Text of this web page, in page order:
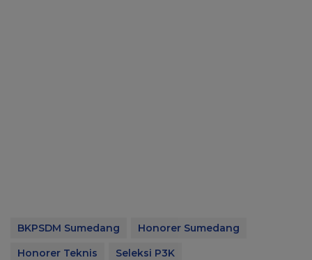
BKPSDM Sumedang
Honorer Sumedang
Honorer Teknis
Seleksi P3K